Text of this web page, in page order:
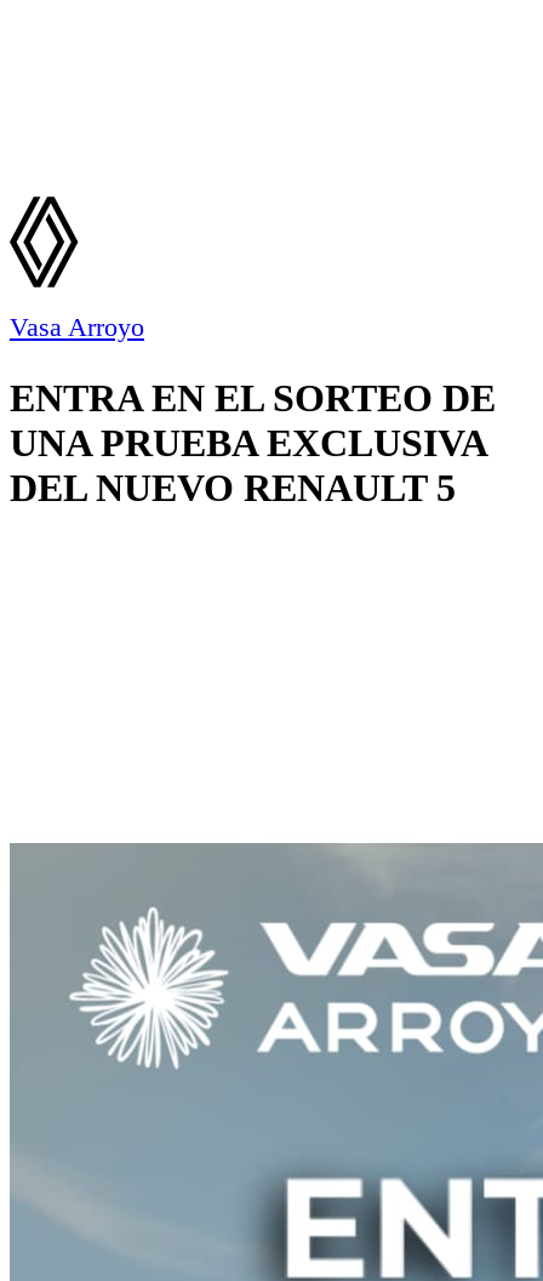
Vasa Arroyo
ENTRA EN EL SORTEO DE
UNA PRUEBA EXCLUSIVA
DEL NUEVO RENAULT 5